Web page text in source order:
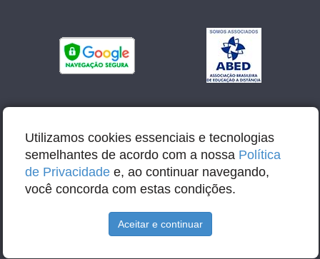
Utilizamos cookies essenciais e tecnologias
semelhantes de acordo com a nossa Política
de Privacidade e, ao continuar navegando,
você concorda com estas condições.
Aceitar e continuar